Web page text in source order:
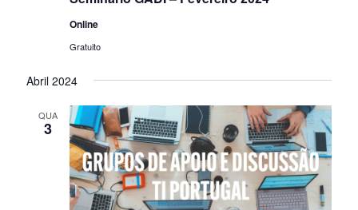
Online
Gratuito
Abril 2024
QUA
3